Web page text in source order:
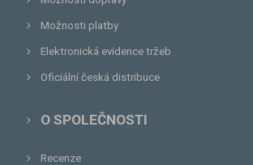
Možnosti platby
Elektronická evidence tržeb
Oficiální česká distribuce
O SPOLEČNOSTI
Recenze